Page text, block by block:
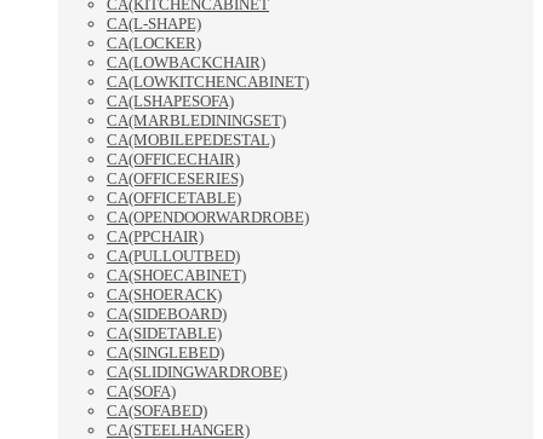
CA(KITCHENCABINET
CA(L-SHAPE)
CA(LOCKER)
CA(LOWBACKCHAIR)
CA(LOWKITCHENCABINET)
CA(LSHAPESOFA)
CA(MARBLEDININGSET)
CA(MOBILEPEDESTAL)
CA(OFFICECHAIR)
CA(OFFICESERIES)
CA(OFFICETABLE)
CA(OPENDOORWARDROBE)
CA(PPCHAIR)
CA(PULLOUTBED)
CA(SHOECABINET)
CA(SHOERACK)
CA(SIDEBOARD)
CA(SIDETABLE)
CA(SINGLEBED)
CA(SLIDINGWARDROBE)
CA(SOFA)
CA(SOFABED)
CA(STEELHANGER)